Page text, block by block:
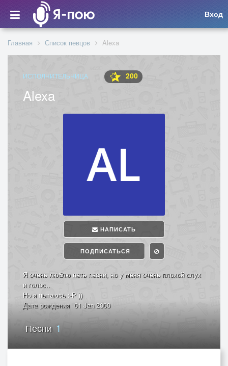
Вход
Главная Список певцов Alexa
ИСПОЛНИТЕЛЬНИЦА 200
Alexa
НАПИСАТЬ
ПОДПИСАТЬСЯ
Я очень люблю петь песни, но у меня очень плохой слух
и голос..
Но я пытаюсь :-Р ))
Дата рождения 01 Jan 2000
Песни 1